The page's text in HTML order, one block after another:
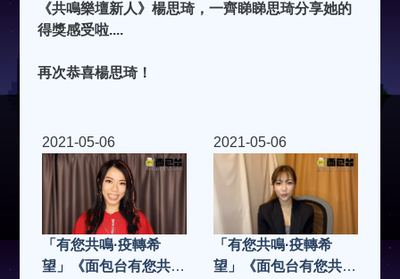
《共鳴樂壇新人》楊思琦，一齊睇睇思琦分享她的
得獎感受啦....
再次恭喜楊思琦！
2021-05-06
「有您共鳴·疫轉希
望」《面包台有您共鳴
2021-05-06
「有您共鳴·疫轉希
望」《面包台有您共鳴